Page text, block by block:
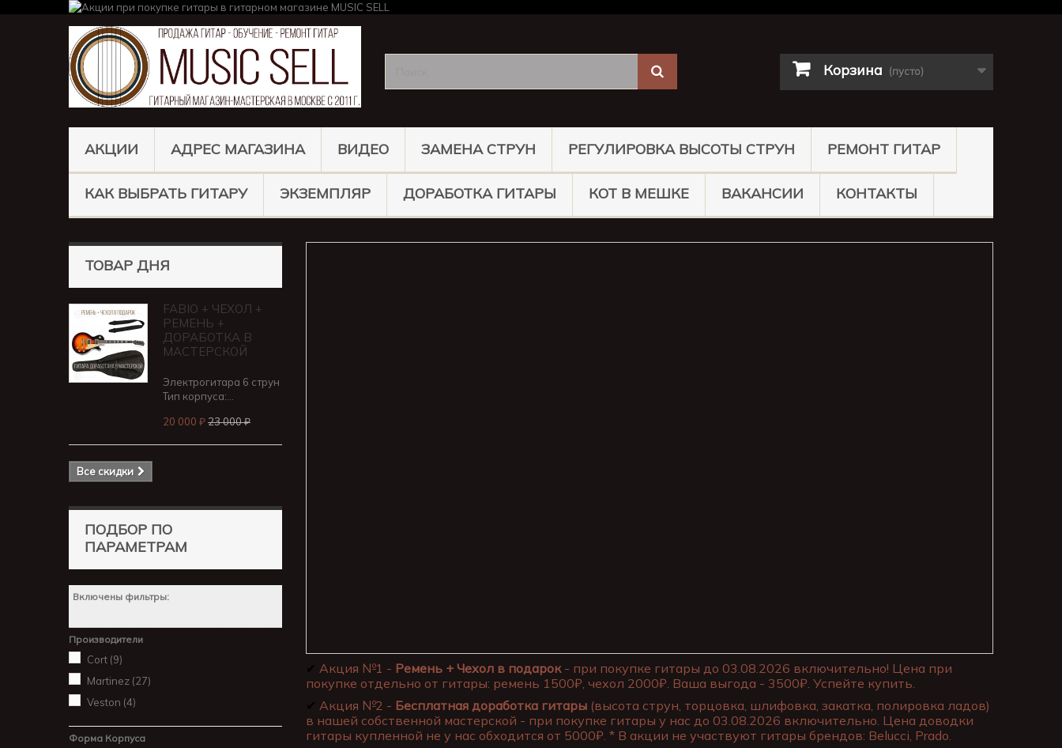
Корзина (пусто)
АКЦИИ АДРЕС МАГАЗИНА ВИДЕО ЗАМЕНА СТРУН РЕГУЛИРОВКА ВЫСОТЫ СТРУН РЕМОНТ ГИТАР
КАК ВЫБРАТЬ ГИТАРУ ЭКЗЕМПЛЯР ДОРАБОТКА ГИТАРЫ КОТ В МЕШКЕ ВАКАНСИИ КОНТАКТЫ
ТОВАР ДНЯ
FABIO + ЧЕХОЛ +
РЕМЕНЬ +
ДОРАБОТКА В
МАСТЕРСКОЙ
Электрогитара 6 струн
Тип корпуса:...
20 000 ₽23 000 ₽
Все скидки
ПОДБОР ПО
ПАРАМЕТРАМ
Включены фильтры:
Производители
Cort (9)
Martinez (27)
Veston (4)
Форма Корпуса
✔ Акция №1 - Ремень + Чехол в подарок- при покупке гитары до 03.08.2026 включительно! Цена при
покупке отдельно от гитары: ремень 1500₽, чехол 2000₽. Ваша выгода - 3500₽. Успейте купить.
✔ Акция №2 - Бесплатная доработка гитары (высота струн, торцовка, шлифовка, закатка, полировка ладов)
в нашей собственной мастерской - при покупке гитары у нас до 03.08.2026 включительно. Цена доводки
гитары купленной не у нас обходится от 5000₽. * В акции не участвуют гитары брендов: Belucci, Prado.